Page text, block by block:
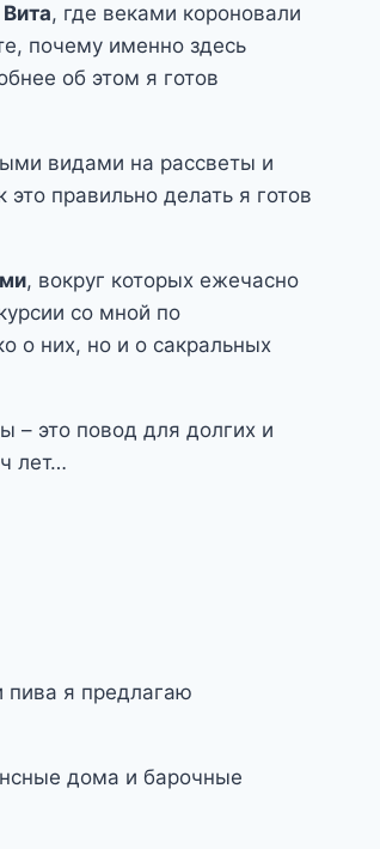
, где веками короновали
почему именно здесь
об этом я готов
видами на рассветы и
правильно делать я готов
, вокруг которых ежечасно
со мной по
о них, но и о сакральных
– это повод для долгих и
лет…
пива я предлагаю
дома и барочные